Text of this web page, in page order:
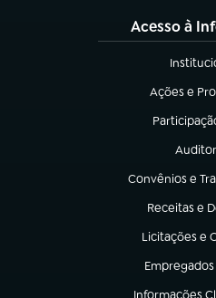
Acesso à
(abre
Ações e
(abre em
(abre em
(abre
Convênios e
(abre em nova
Receitas e
(abre em
Licitações e
(abre em
(abre em